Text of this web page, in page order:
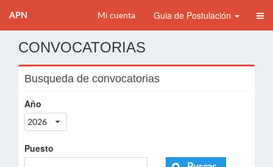
APN Mi cuenta Guia de Postulación
CONVOCATORIAS
Busqueda de convocatorias
Año
2026
Puesto